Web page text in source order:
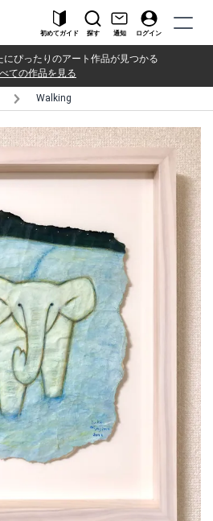
初めてガイド 探す 通知 ログイン
ぴったりのアート作品が見つかる
ての作品を見る
Walking